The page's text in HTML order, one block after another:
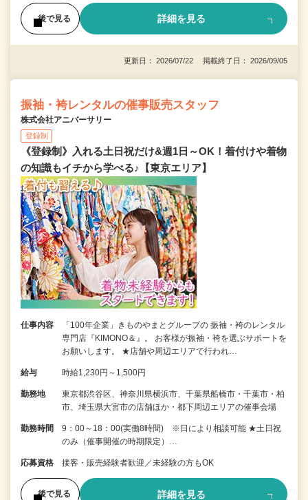
後で見る 詳細を見る
更新日： 2026/07/22 掲載終了日： 2026/09/05
振袖・袴レンタルの催事販売スタッフ
株式会社アニバーサリー
登録制
《登録制》入れる土日祝だけ&週1日～OK！着付けや着物
の知識もイチから学べる♪【東京エリア】
仕事内容
「100年企業」きものやまとグループの 振袖・袴のレンタル
専門店『KIMONO＆』。 お客様が振袖・袴を選ぶサポートを
お願いします。 ★店舗や周辺エリアで行われ…
給与 時給1,230円～1,500円
勤務地
東京都渋谷区、神奈川県横浜市、千葉県船橋市・千葉市・柏
市、埼玉県大宮市の店舗ほか・都下周辺エリアの催事会場
勤務時間
9：00～18：00(実働8時間) ※日により相談可能 ★土日祝
のみ（催事開催の時期限定）…
応募資格 接客・販売経験者歓迎／未経験の方もOK
後で見る 詳細を見る